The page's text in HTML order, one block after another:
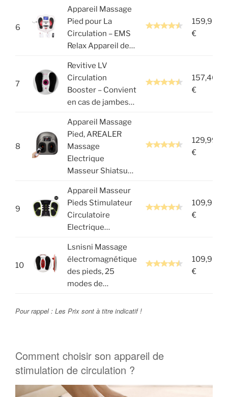
6
Appareil Massage
Pied pour La
Circulation – EMS
Relax Appareil de…
159,99
€
7
Revitive LV
Circulation
Booster – Convient
en cas de jambes…
157,46
€
8
Appareil Massage
Pied, AREALER
Massage
Electrique
Masseur Shiatsu…
129,99
€
9
Appareil Masseur
Pieds Stimulateur
Circulatoire
Electrique…
109,95
€
10
Lsnisni Massage
électromagnétique
des pieds, 25
modes de…
109,90
€
Pour rappel : Les Prix sont à titre indicatif !
Comment choisir son appareil de
stimulation de circulation ?